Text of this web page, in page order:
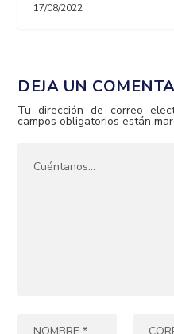
17/08/2022
DEJA UN
Tu dirección de correo
campos obligatorios están